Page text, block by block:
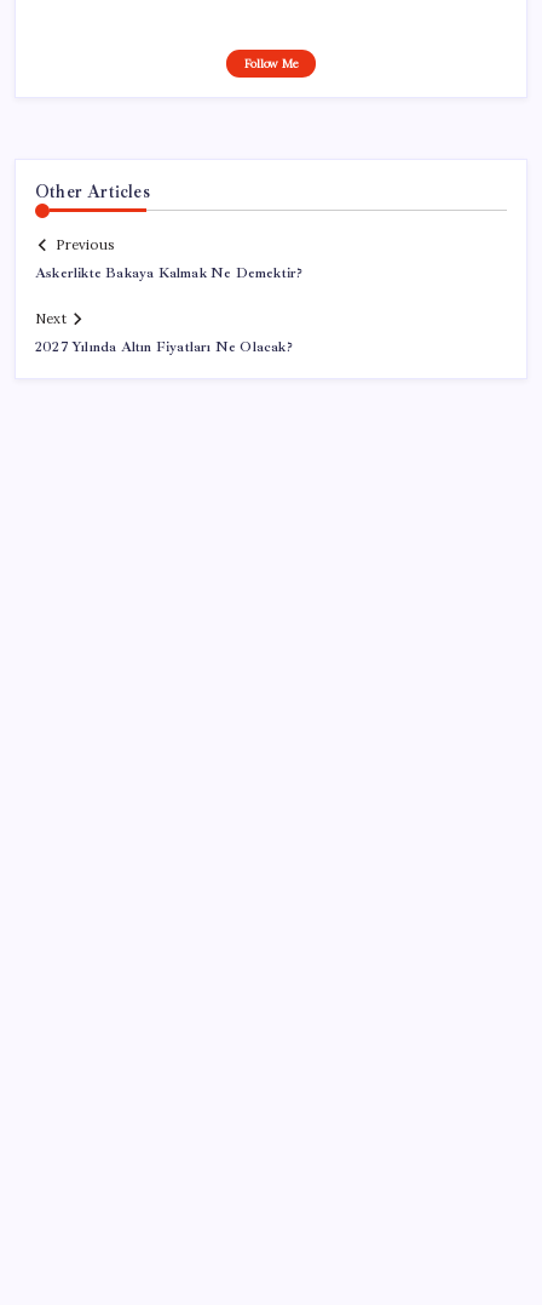
Follow Me
Other Articles
Previous
Askerlikte Bakaya Kalmak Ne Demektir?
Next
2027 Yılında Altın Fiyatları Ne Olacak?